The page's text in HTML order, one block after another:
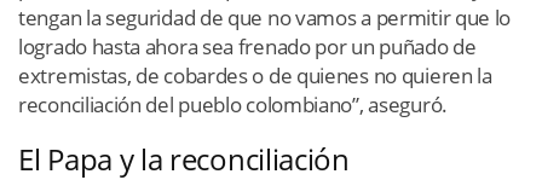
tengan la seguridad de que no vamos a permitir que lo
logrado hasta ahora sea frenado por un puñado de
extremistas, de cobardes o de quienes no quieren la
reconciliación del pueblo colombiano”, aseguró.
El Papa y la reconciliación